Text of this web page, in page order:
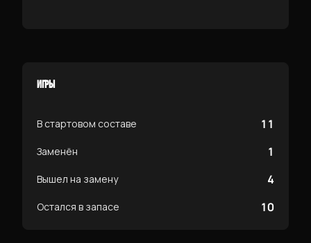
ИГРЫ
В стартовом составе 11
Заменён 1
Вышел на замену 4
Остался в запасе 10